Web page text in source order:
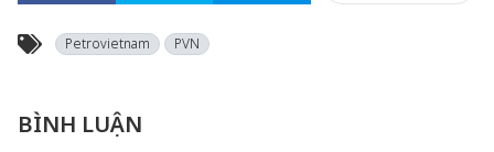
Petrovietnam PVN
BÌNH LUẬN